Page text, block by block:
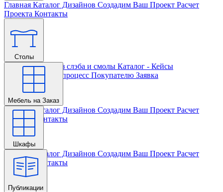
Главная Каталог Дизайнов Создадим Ваш Проект Расчет
Проекта Контакты
Столы
Главная Столы из слэба и смолы Каталог - Кейсы
Кастомизации и процесс Покупателю Заявка
Мебель на Заказ
Главная Каталог Дизайнов Создадим Ваш Проект Расчет
Проекта
Контакты
Шкафы
Главная Каталог Дизайнов Создадим Ваш Проект Расчет
Проекта Контакты
Публикации